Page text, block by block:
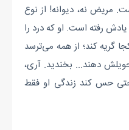
مریض نه، دیوانه! از نوع
رفته‌ است. او که درد را
گریه کند؛ از همه می‌ترسد
دهند... بخندید. آری،
حتی حس کند زندگی او فقط